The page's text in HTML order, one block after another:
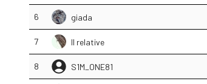
6 giada
7 Il relative
8 S1M_ONE81